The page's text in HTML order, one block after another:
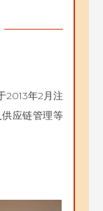
2013年2月注
应链管理等